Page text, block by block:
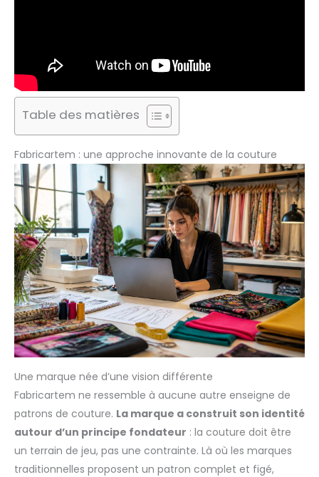
Table des matières
Fabricartem : une approche innovante de la couture
Une marque née d’une vision différente
Fabricartem ne ressemble à aucune autre enseigne de
patrons de couture. La marque a construit son identité
autour d’un principe fondateur : la couture doit être
un terrain de jeu, pas une contrainte. Là où les marques
traditionnelles proposent un patron complet et figé,